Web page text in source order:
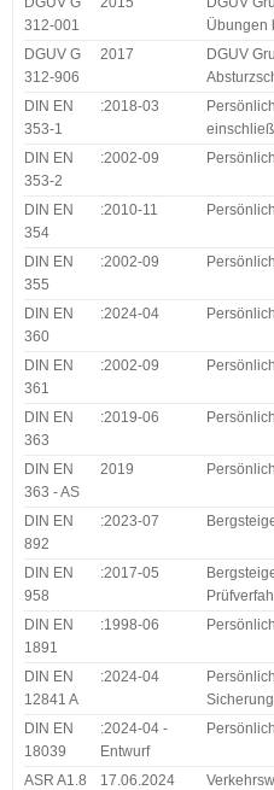
312-001
Übungen
DGUV G
312-906
2017
DGUV
DIN EN
353-1
:2018-03
DIN EN
353-2
:2002-09
DIN EN
354
:2010-11
DIN EN
355
:2002-09
DIN EN
360
:2024-04
DIN EN
361
:2002-09
DIN EN
363
:2019-06
DIN EN
363 - AS
2019
DIN EN
892
:2023-07
DIN EN
958
:2017-05
DIN EN
1891
:1998-06
DIN EN
12841 A
:2024-04
DIN EN
18039
:2024-04 -
Entwurf
ASR A1.8 17.06.2024